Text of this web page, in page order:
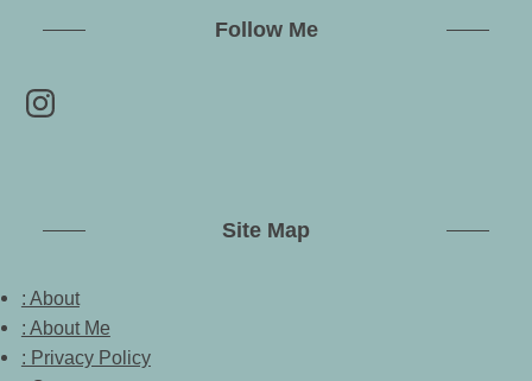
Follow Me
Instagram
Site Map
: About
: About Me
: Privacy Policy